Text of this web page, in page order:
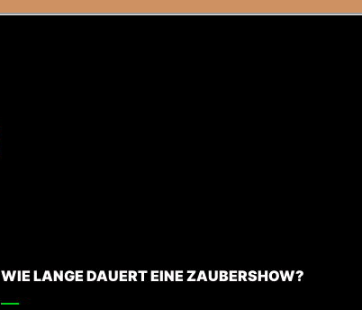
WIE LANGE DAUERT EINE ZAUBERSHOW?